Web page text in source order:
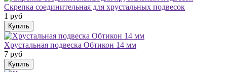
Скрепка соединительная для хрустальных подвесок
1 руб
Хрустальная подвеска Обтикон 14 мм
7 руб